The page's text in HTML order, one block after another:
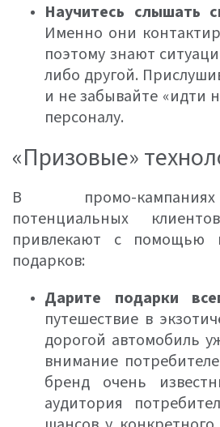
Научитесь слышать
Именно они
поэтому знают
либо другой.
и не забывайте «идти
персоналу.
«Призовые»
В промо-
потенциальных
привлекают с помощью
подарков:
Дарите подарки
путешествие в
дорогой автомобиль
внимание
бренд очень
аудитория